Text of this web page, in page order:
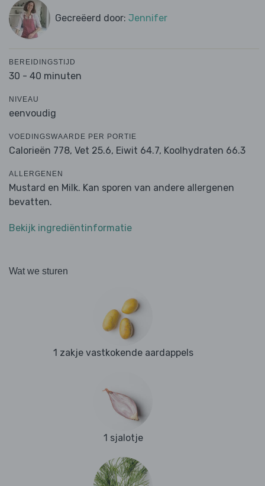
Gecreëerd door: Jennifer
BEREIDINGSTIJD
30 - 40 minuten
NIVEAU
eenvoudig
VOEDINGSWAARDE PER PORTIE
Calorieën 778, Vet 25.6, Eiwit 64.7, Koolhydraten 66.3
ALLERGENEN
Mustard en Milk. Kan sporen van andere allergenen
bevatten.
Bekijk ingrediëntinformatie
Wat we sturen
1 zakje vastkokende aardappels
1 sjalotje